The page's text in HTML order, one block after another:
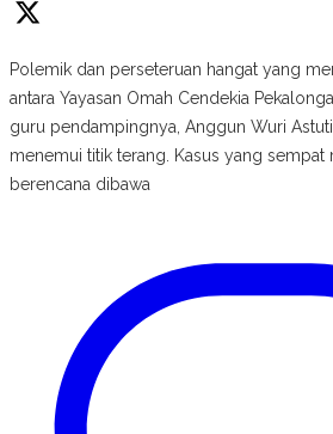
Polemik dan perseteruan hangat yang
antara Yayasan Omah Cendekia
guru pendampingnya, Anggun Wuri
menemui titik terang. Kasus yang sempat
berencana dibawa